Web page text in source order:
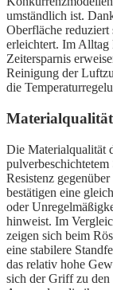
umständlich ist.
Oberfläche
erleichtert. Im Alltag
Zeitersparnis
Reinigung der
die
Die Materialqualität
Resistenz
bestätigen eine
oder
hinweist. Im
zeigen sich beim
eine stabilere
das relativ hohe
sich der Griff zu den